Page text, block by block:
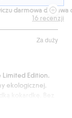
darmowa dostawa
Za duży
16 recenzji
Edition.
ekologicznej.
skarpetki